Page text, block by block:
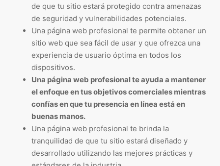
de que tu sitio estará protegido contra amenazas
de seguridad y vulnerabilidades potenciales.
Una página web profesional te permite obtener un
sitio web que sea fácil de usar y que ofrezca una
experiencia de usuario óptima en todos los
dispositivos.
Una página web profesional te ayuda a mantener
el enfoque en tus objetivos comerciales mientras
confías en que tu presencia en línea está en
buenas manos.
Una página web profesional te brinda la
tranquilidad de que tu sitio estará diseñado y
desarrollado utilizando las mejores prácticas y